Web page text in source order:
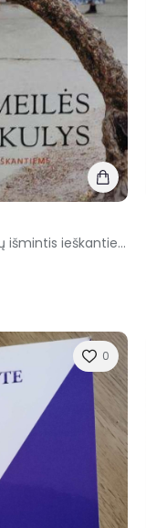
Meilės troškulys. Vedų išmintis ieškantiems
0